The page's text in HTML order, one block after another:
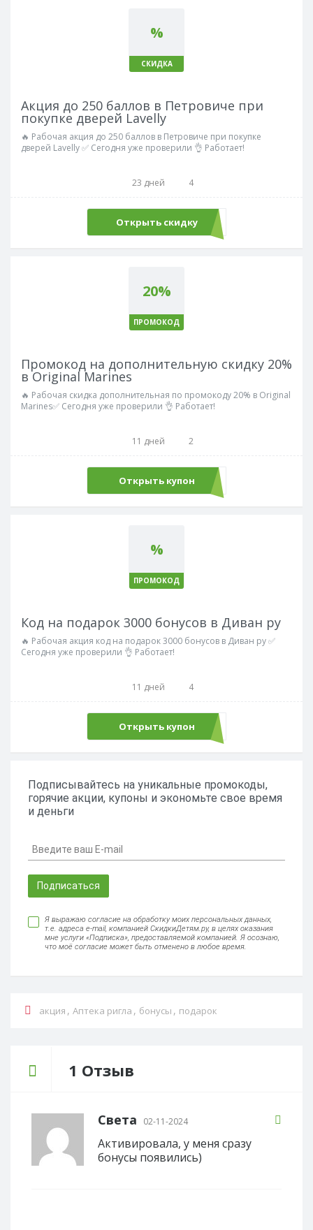
%
СКИДКА
Акция до 250 баллов в Петровиче при
покупке дверей Lavelly
🔥 Рабочая акция до 250 баллов в Петровиче при покупке
дверей Lavelly ✅ Сегодня уже проверили 👌 Работает!
23 дней 4
Открыть скидку
20%
ПРОМОКОД
Промокод на дополнительную скидку 20%
в Original Marines
🔥 Рабочая скидка дополнительная по промокоду 20% в Original
Marines✅ Сегодня уже проверили 👌 Работает!
11 дней 2
Открыть купон
SUMMERFEST
%
ПРОМОКОД
Код на подарок 3000 бонусов в Диван ру
🔥 Рабочая акция код на подарок 3000 бонусов в Диван ру ✅
Сегодня уже проверили 👌 Работает!
11 дней 4
Открыть купонADMITAD
Подписывайтесь на уникальные промокоды,
горячие акции, купоны и экономьте свое время
и деньги
Подписаться
Я выражаю согласие на обработку моих персональных данных,
т.е. адреса e-mail, компанией СкидкиДетям.ру, в целях оказания
мне услуги «Подписка», предоставляемой компанией. Я осознаю,
что моё согласие может быть отменено в любое время.
акция , Аптека ригла , бонусы , подарок
1 Отзыв
Света 02-11-2024
Активировала, у меня сразу
бонусы появились)